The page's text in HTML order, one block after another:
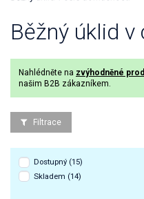
Běžný úklid
Nahlédněte na zvýhodněné
našim B2B zákazníkem.
Filtrace
Dostupný (15)
Skladem (14)